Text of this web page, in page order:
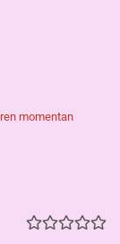
momentan